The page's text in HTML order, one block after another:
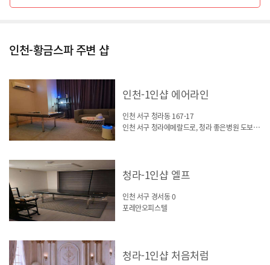
인천-황금스파 주변 샵
인천-1인샵 에어라인
인천 서구 청라동 167-17
인천 서구 청라에메랄드로, 청라 좋은병원 도보 5분거리
청라-1인샵 엘프
인천 서구 경서동 0
포레안오피스텔
청라-1인샵 처음처럼